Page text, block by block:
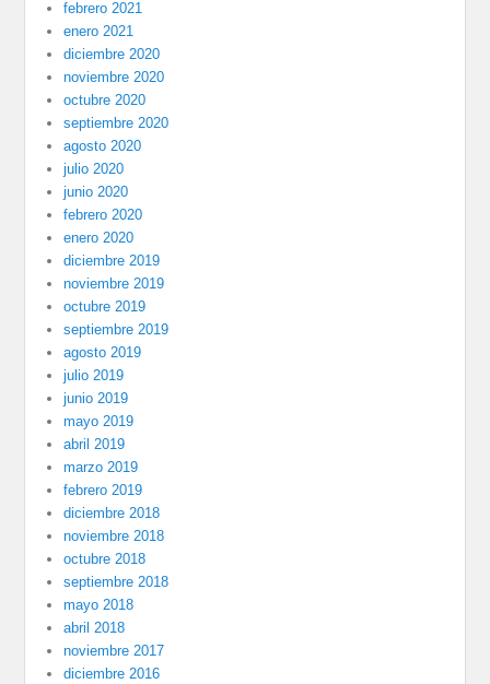
febrero 2021
enero 2021
diciembre 2020
noviembre 2020
octubre 2020
septiembre 2020
agosto 2020
julio 2020
junio 2020
febrero 2020
enero 2020
diciembre 2019
noviembre 2019
octubre 2019
septiembre 2019
agosto 2019
julio 2019
junio 2019
mayo 2019
abril 2019
marzo 2019
febrero 2019
diciembre 2018
noviembre 2018
octubre 2018
septiembre 2018
mayo 2018
abril 2018
noviembre 2017
diciembre 2016